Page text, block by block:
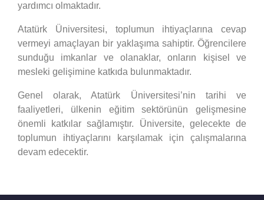
yardımcı olmaktadır.
Atatürk Üniversitesi, toplumun ihtiyaçlarına cevap
vermeyi amaçlayan bir yaklaşıma sahiptir. Öğrencilere
sunduğu imkanlar ve olanaklar, onların kişisel ve
mesleki gelişimine katkıda bulunmaktadır.
Genel olarak, Atatürk Üniversitesi’nin tarihi ve
faaliyetleri, ülkenin eğitim sektörünün gelişmesine
önemli katkılar sağlamıştır. Üniversite, gelecekte de
toplumun ihtiyaçlarını karşılamak için çalışmalarına
devam edecektir.